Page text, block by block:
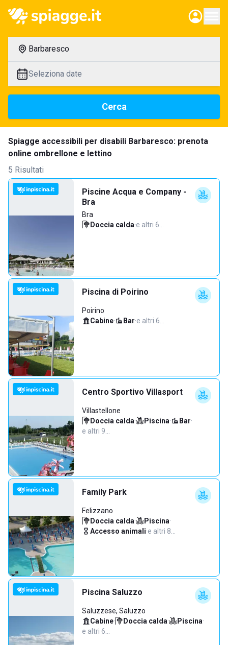
Barbaresco
Seleziona date
Cerca
Spiagge accessibili per disabili Barbaresco: prenota
online ombrellone e lettino
5 Risultati
Piscine Acqua e Company -
Bra
Bra
Doccia calda·e altri 6…
Piscina di Poirino
Poirino
Cabine· Bar·e altri 6…
Centro Sportivo Villasport
Villastellone
Doccia calda· Piscina· Bar·
e altri 9…
Family Park
Felizzano
Doccia calda· Piscina·
Accesso animali·e altri 8…
Piscina Saluzzo
Saluzzese, Saluzzo
Cabine· Doccia calda· Piscina·
e altri 6…